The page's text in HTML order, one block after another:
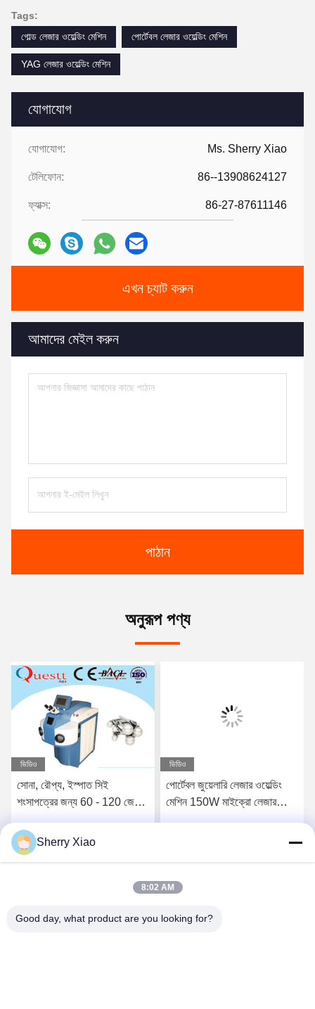
যোগাযোগ
যোগাযোগ: Ms. Sherry Xiao
টেলিফোন: 86--13908624127
ফ্যাক্স: 86-27-87611146
এখন চ্যাট করুন
আমাদের মেইল করুন
পাঠান
Tags:
গোল্ড লেজার ওয়েল্ডিং মেশিন
পোর্টেবল লেজার ওয়েল্ডিং মেশিন
YAG লেজার ওয়েল্ডিং মেশিন
অনুরূপ পণ্য
ভিডিও
সোনা, রৌপ্য, ইস্পাত সিই
শংসাপত্রের জন্য 60 - 120 জে
ভিডিও
পোর্টেবল জুয়েলারি লেজার ওয়েল্ডিং
মেশিন 150W মাইক্রো লেজার
Sherry Xiao
8:02 AM
Good day, what product are you looking for?